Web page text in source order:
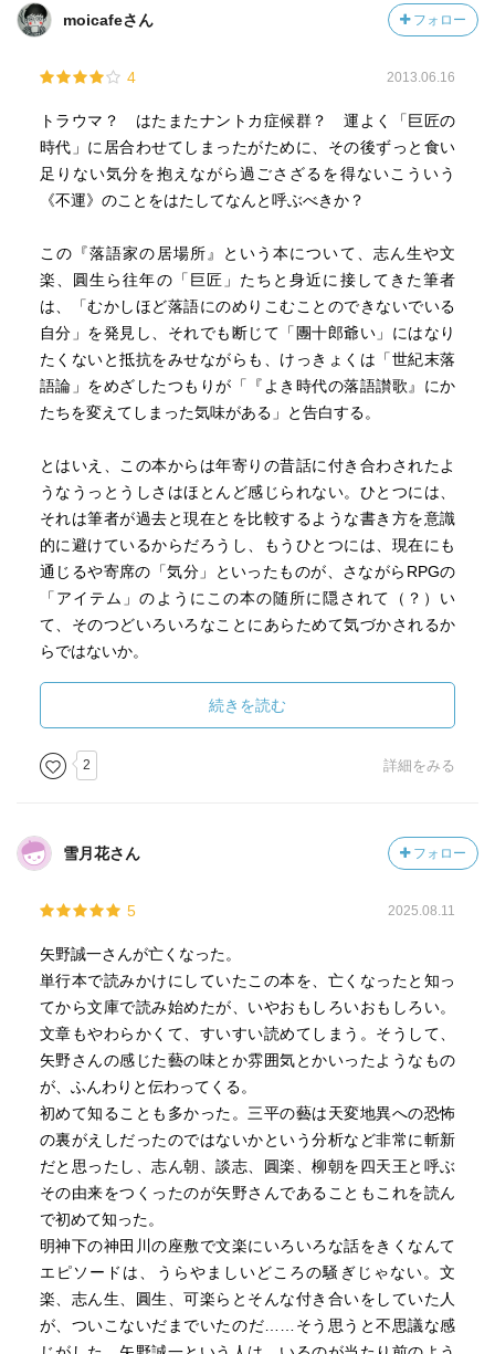
moicafeさん フォロー
4 2013.06.16
トラウマ？ はたまたナントカ症候群？ 運よく「巨匠の
時代」に居合わせてしまったがために、その後ずっと食い
足りない気分を抱えながら過ごさざるを得ないこういう
《不運》のことをはたしてなんと呼ぶべきか？
この『落語家の居場所』という本について、志ん生や文
楽、圓生ら往年の「巨匠」たちと身近に接してきた筆者
は、「むかしほど落語にのめりこむことのできないでいる
自分」を発見し、それでも断じて「團十郎爺い」にはなり
たくないと抵抗をみせながらも、けっきょくは「世紀末落
語論」をめざしたつもりが「『よき時代の落語讃歌』にか
たちを変えてしまった気味がある」と告白する。
とはいえ、この本からは年寄りの昔話に付き合わされたよ
うなうっとうしさはほとんど感じられない。ひとつには、
それは筆者が過去と現在とを比較するような書き方を意識
的に避けているからだろうし、もうひとつには、現在にも
通じるや寄席の「気分」といったものが、さながらRPGの
「アイテム」のようにこの本の随所に隠されて（？）い
て、そのつどいろいろなことにあらためて気づかされるか
らではないか。
「つまり、ふだん着で、ふだん使っているものを手にし
て、ふだんの声で、ふだんの言葉ではなすのが、落語なの
である」（「古今亭志ん生の執念」）
これからの新作落語について。三遊亭圓歌の「中沢家の
人々」や林家木久蔵（現木久扇）を引き合いに出しながら
すますパーソナルな色彩を加えていくような気がする」
（「寄席」94.2.16）
三代目小さんと圓遊についての夏目漱石による評をとりあ
げ、小さんの方を持ち上げるのは漱石が「なにより江戸趣
味のひと」だっかからと指摘、むしろ「新しい時代にふさ
紀末落語論」）
今日の落語を取り巻く状況について、聴衆をふくめた当事
者たちのその危機感の薄さは四半世紀前とまったく変わっ
ていないと指摘する一方で、そのぬるま湯につかっている
ような居心地のよさがかえって「激しい世の移り変わりと
いう時間の流れのなかで、少しも動かない静かな時間をつ
くり出していたことに、じつは最近になってやっと気づい
続きを読む
2 詳細をみる
雪月花さん フォロー
5 2025.08.11
矢野誠一さんが亡くなった。
単行本で読みかけにしていたこの本を、亡くなったと知っ
てから文庫で読み始めたが、いやおもしろいおもしろい。
文章もやわらかくて、すいすい読めてしまう。そうして、
矢野さんの感じた藝の味とか雰囲気とかいったようなもの
が、ふんわりと伝わってくる。
初めて知ることも多かった。三平の藝は天変地異への恐怖
の裏がえしだったのではないかという分析など非常に斬新
だと思ったし、志ん朝、談志、圓楽、柳朝を四天王と呼ぶ
その由来をつくったのが矢野さんであることもこれを読ん
で初めて知った。
明神下の神田川の座敷で文楽にいろいろな話をきくなんて
エピソードは、うらやましいどころの騒ぎじゃない。文
楽、志ん生、圓生、可楽らとそんな付き合いをしていた人
が、ついこないだまでいたのだ……そう思うと不思議な感